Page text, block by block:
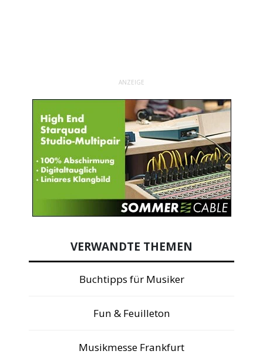
ANZEIGE
VERWANDTE THEMEN
Buchtipps für Musiker
Fun & Feuilleton
Musikmesse Frankfurt